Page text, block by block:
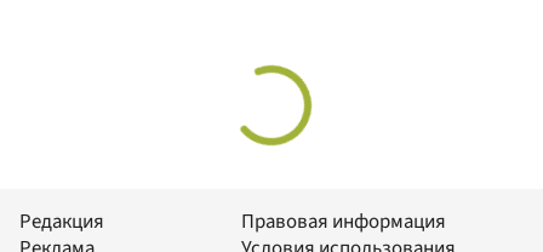
Редакция
Правовая информация